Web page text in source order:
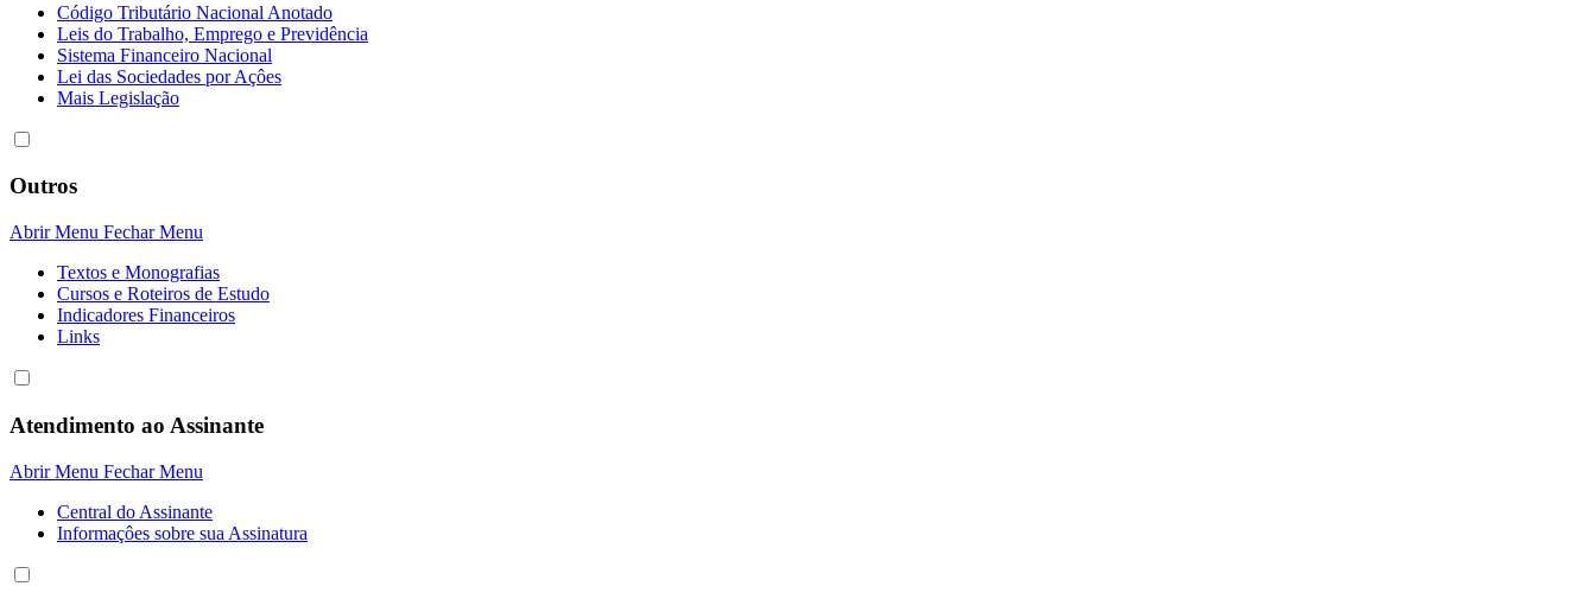
Código Tributário Nacional Anotado
Leis do Trabalho, Emprego e Previdência
Sistema Financeiro Nacional
Lei das Sociedades por Açôes
Mais Legislação
Outros
Abrir Menu Fechar Menu
Textos e Monografias
Cursos e Roteiros de Estudo
Indicadores Financeiros
Links
Atendimento ao Assinante
Abrir Menu Fechar Menu
Central do Assinante
Informaçôes sobre sua Assinatura